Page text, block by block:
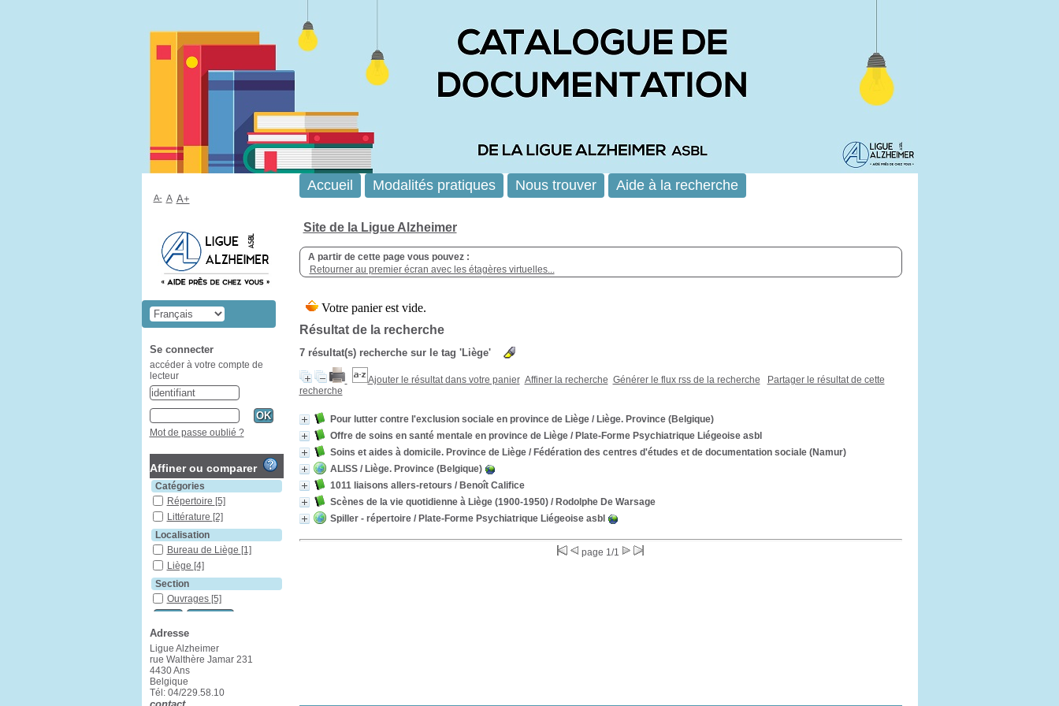
Site de la Ligue Alzheimer
A partir de cette page vous pouvez :
Retourner au premier écran avec les étagères virtuelles...
Résultat de la recherche
7 résultat(s) recherche sur le tag 'Liège'
Ajouter le résultat dans votre panier Affiner la recherche Générer le flux rss de la recherche
Partager le résultat de cette
recherche
Pour lutter contre l'exclusion sociale en province de Liège/ Liège. Province (Belgique)
Offre de soins en santé mentale en province de Liège/ Plate-Forme Psychiatrique Liégeoise asbl
Soins et aides à domicile. Province de Liège/ Fédération des centres d'études et de documentation sociale (Namur)
ALISS/ Liège. Province (Belgique)
1011 liaisons allers-retours / Benoît Califice
Scènes de la vie quotidienne à Liège (1900-1950)/ Rodolphe De Warsage
Spiller - répertoire/ Plate-Forme Psychiatrique Liégeoise asbl
page 1/1
Accueil Modalités pratiques Nous trouver Aide à la recherche
A- A A+
Se connecter
accéder à votre compte de
lecteur
Mot de passe oublié ?
Affiner ou comparer
Catégories
Répertoire [5]
Littérature [2]
Localisation
Bureau de Liège [1]
Liège [4]
Section
Ouvrages [5]
Adresse
Ligue Alzheimer
rue Walthère Jamar 231
4430 Ans
Belgique
Tél: 04/229.58.10